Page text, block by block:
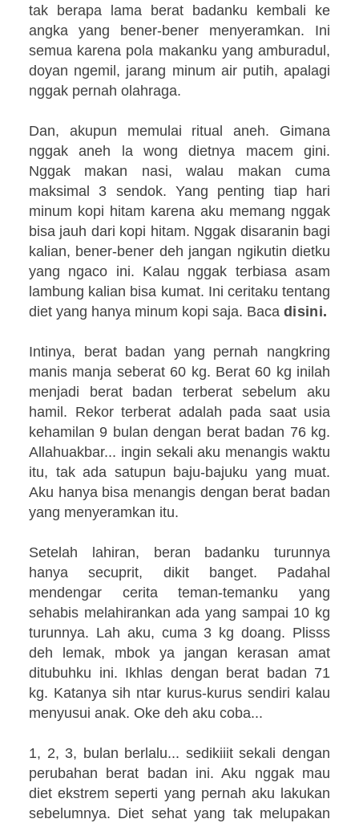
tak berapa lama berat badanku kembali ke
angka yang bener-bener menyeramkan. Ini
semua karena pola makanku yang amburadul,
doyan ngemil, jarang minum air putih, apalagi
nggak pernah olahraga.
Dan, akupun memulai ritual aneh. Gimana
nggak aneh la wong dietnya macem gini.
Nggak makan nasi, walau makan cuma
maksimal 3 sendok. Yang penting tiap hari
minum kopi hitam karena aku memang nggak
bisa jauh dari kopi hitam. Nggak disaranin bagi
kalian, bener-bener deh jangan ngikutin dietku
yang ngaco ini. Kalau nggak terbiasa asam
lambung kalian bisa kumat. Ini ceritaku tentang
diet yang hanya minum kopi saja. Baca disini.
Intinya, berat badan yang pernah nangkring
manis manja seberat 60 kg. Berat 60 kg inilah
menjadi berat badan terberat sebelum aku
hamil. Rekor terberat adalah pada saat usia
kehamilan 9 bulan dengan berat badan 76 kg.
Allahuakbar... ingin sekali aku menangis waktu
itu, tak ada satupun baju-bajuku yang muat.
Aku hanya bisa menangis dengan berat badan
yang menyeramkan itu.
Setelah lahiran, beran badanku turunnya
hanya secuprit, dikit banget. Padahal
mendengar cerita teman-temanku yang
sehabis melahirankan ada yang sampai 10 kg
turunnya. Lah aku, cuma 3 kg doang. Plisss
deh lemak, mbok ya jangan kerasan amat
ditubuhku ini. Ikhlas dengan berat badan 71
kg. Katanya sih ntar kurus-kurus sendiri kalau
menyusui anak. Oke deh aku coba...
1, 2, 3, bulan berlalu... sedikiiit sekali dengan
perubahan berat badan ini. Aku nggak mau
diet ekstrem seperti yang pernah aku lakukan
sebelumnya. Diet sehat yang tak melupakan